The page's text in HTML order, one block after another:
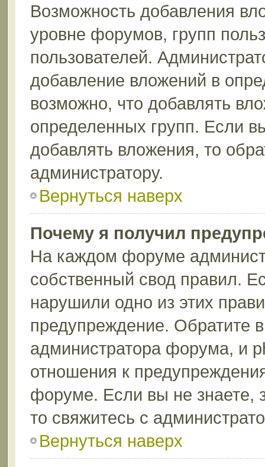
Возможность добавления
уровне форумов, групп
пользователей.
добавление вложений в
возможно, что добавлять
определенных групп. Если
добавлять вложения, то
администратору.
Вернуться наверх
Почему я получил
На каждом форуме
собственный свод правил.
нарушили одно из этих
предупреждение. Обратите
администратора форума, и
отношения к
форуме. Если вы не знаете,
то свяжитесь с
Вернуться наверх